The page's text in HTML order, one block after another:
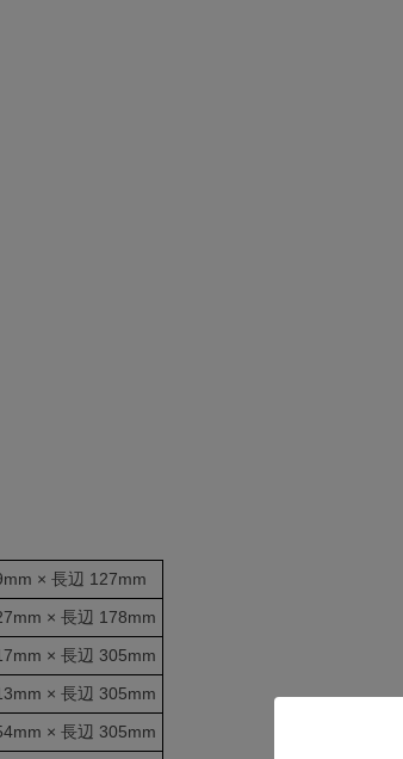
× 長辺 127mm
× 長辺 178mm
× 長辺 305mm
× 長辺 305mm
× 長辺 305mm